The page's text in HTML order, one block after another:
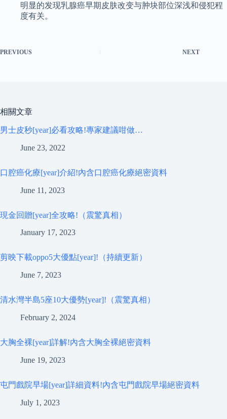
明显的发现乳腺癌早期皮肤改变与肿块部位深浅和侵犯程
度有关。
PREVIOUS NEXT
相關文章
男士皮秒[year]必看攻略!專家建議咁做…
June 23, 2022
口腔癌化療[year]介紹!內含口腔癌化療絕密資料
June 11, 2023
現金回贈[year]全攻略!（震驚真相）
January 17, 2023
剪映下載oppo5大優點[year]!（持續更新）
June 7, 2023
清水灣半島5座10大優勢[year]!（震驚真相）
February 2, 2024
大胸全裸[year]詳解!內含大胸全裸絕密資料
June 19, 2023
屯門戲院早場[year]詳細資料!內含屯門戲院早場絕密資料
July 1, 2023